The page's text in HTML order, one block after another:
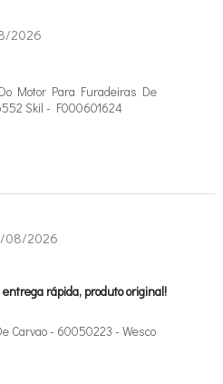
2026
Motor Para Furadeiras De
Skil - F000601624
08/2026
rápida, produto original!
Carvao - 60050223 - Wesco